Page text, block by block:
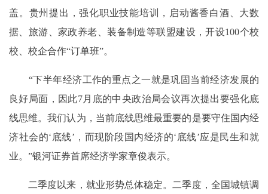
盖。贵州提出，强化职业技能培训，启动酱香白酒、大数
据、旅游、家政养老、装备制造等联盟建设，开设100个校
校、校企合作“订单班”。
“下半年经济工作的重点之一就是巩固当前经济发展的
良好局面，因此7月底的中央政治局会议再次提出要强化底
线思维。我们认为，当前底线思维最重要的是要守住国内经
济社会的‘底线’，而现阶段国内经济的‘底线’应是民生和就
业。”银河证券首席经济学家章俊表示。
二季度以来，就业形势总体稳定。二季度，全国城镇调